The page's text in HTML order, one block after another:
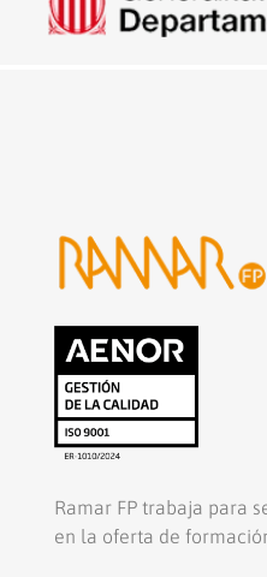
Ramar FP trabaja para
en la oferta de